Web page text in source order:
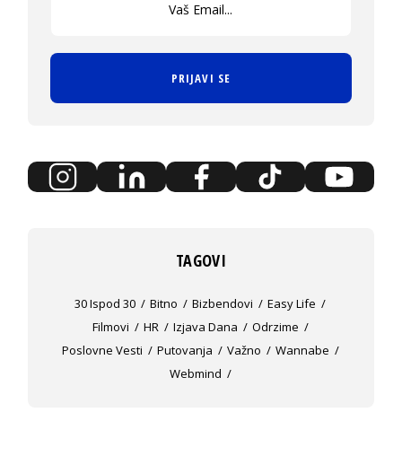
PRIJAVI SE
TAGOVI
30 Ispod 30 Bitno Bizbendovi
Easy Life
Filmovi
HR Izjava Dana
Odrzime
Poslovne Vesti
Putovanja Važno
Wannabe
Webmind